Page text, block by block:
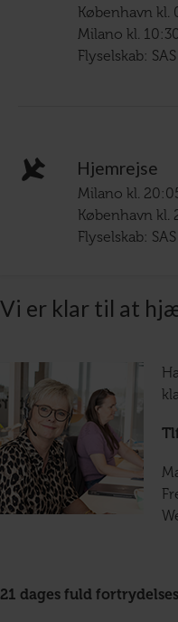
København kl.
Milano kl.
Flyselskab: SAS
Hjemrejse
Milano kl.
København kl.
Flyselskab: SAS
Vi er klar til at
21 dages fuld